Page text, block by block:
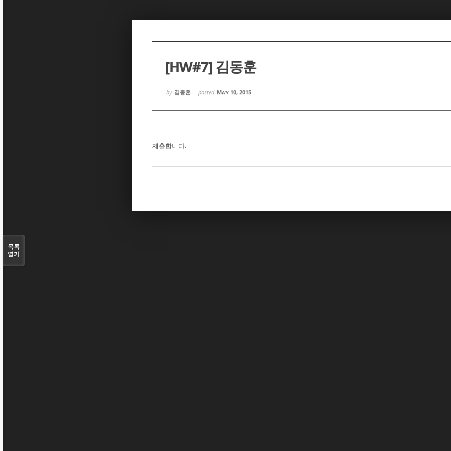
[HW#7] 김동훈
by 김동훈 posted May 10, 2015
제출합니다.
목록
열기
Sketchbook5, 스케치북5
Sketchbook5, 스케치북5
Sketchbook5, 스케치북5
Sketchbook5, 스케치북5